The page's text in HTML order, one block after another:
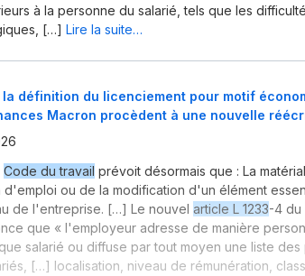
à la personne du salarié, tels que les
[…] Lire la suite…
définition du licenciement pour motif
Macron procèdent à une nouvelle
Code du travail prévoit désormais que : La
d'emploi ou de la modification d'un élément
de l'entreprise. […] Le nouvel article L 1233-4 du
que « l'employeur adresse de manière
salarié ou diffuse par tout moyen une liste
[…] localisation, niveau de rémunération,